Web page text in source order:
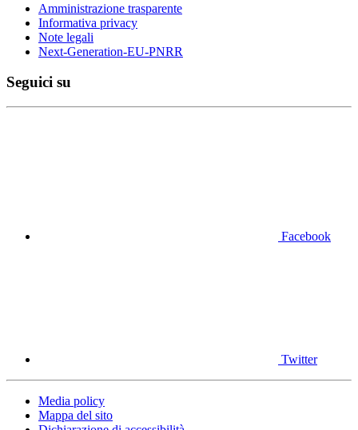
Amministrazione trasparente
Informativa privacy
Note legali
Next-Generation-EU-PNRR
Seguici su
Facebook
Twitter
Media policy
Mappa del sito